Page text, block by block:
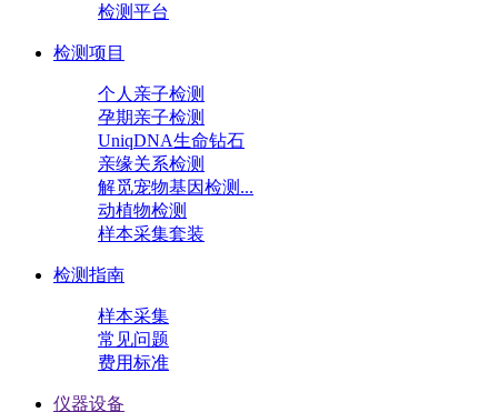
检测平台
检测项目
个人亲子检测
孕期亲子检测
UniqDNA生命钻石
亲缘关系检测
解觅宠物基因检测...
动植物检测
样本采集套装
检测指南
样本采集
常见问题
费用标准
仪器设备